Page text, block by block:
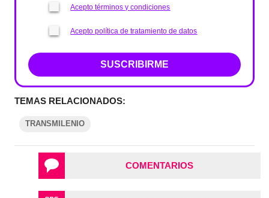
Acepto términos y condiciones
Acepto política de tratamiento de datos
SUSCRIBIRME
TEMAS RELACIONADOS:
TRANSMILENIO
COMENTARIOS